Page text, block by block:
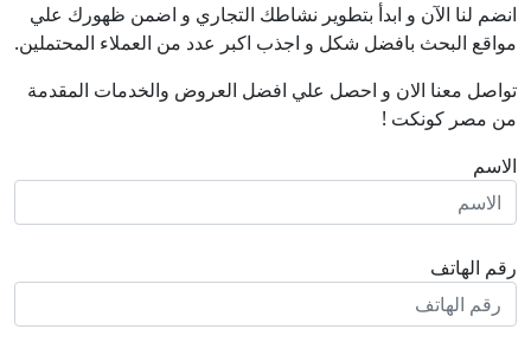
انضم لنا اﻵن و ابدأ بتطوير نشاطك التجاري و اضمن ظهورك علي
مواقع البحث بافضل شكل و اجذب اكبر عدد من العملاء المحتملين.
تواصل معنا الان و احصل علي افضل العروض والخدمات المقدمة
من مصر كونكت !
الاسم
رقم الهاتف